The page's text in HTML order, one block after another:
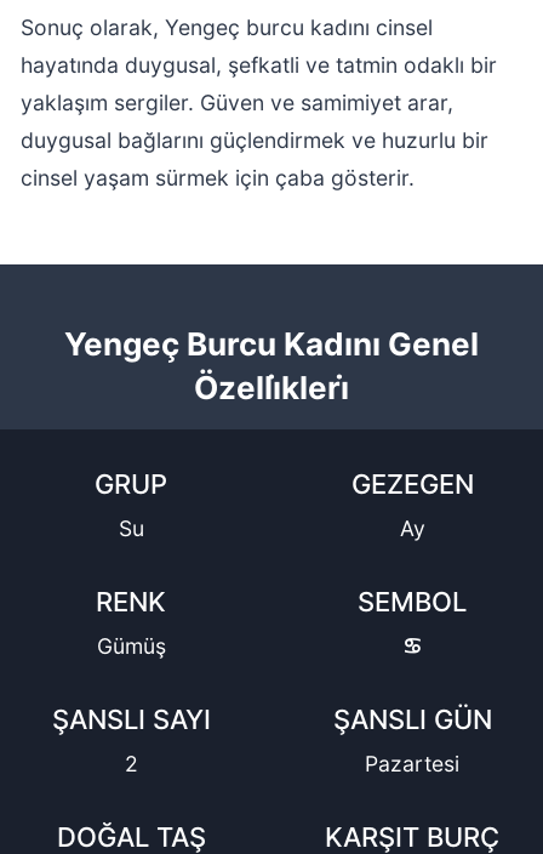
Sonuç olarak, Yengeç burcu kadını cinsel
hayatında duygusal, şefkatli ve tatmin odaklı bir
yaklaşım sergiler. Güven ve samimiyet arar,
duygusal bağlarını güçlendirmek ve huzurlu bir
cinsel yaşam sürmek için çaba gösterir.
Yengeç Burcu Kadını Genel
Özelli̇kleri̇
GRUP
Su
GEZEGEN
Ay
RENK
Gümüş
SEMBOL
♋︎
ŞANSLI SAYI
2
ŞANSLI GÜN
Pazartesi
DOĞAL TAŞ KARŞIT BURÇ